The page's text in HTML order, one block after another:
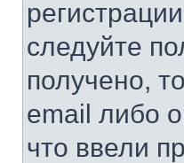
следуйте
получено,
email либо
что ввели